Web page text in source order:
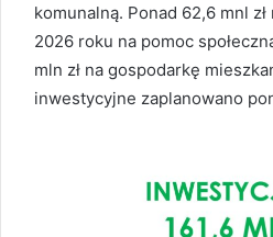
komunalną. Ponad 62,6 mnl
2026 roku na pomoc
mln zł na gospodarkę
inwestycyjne zaplanowano